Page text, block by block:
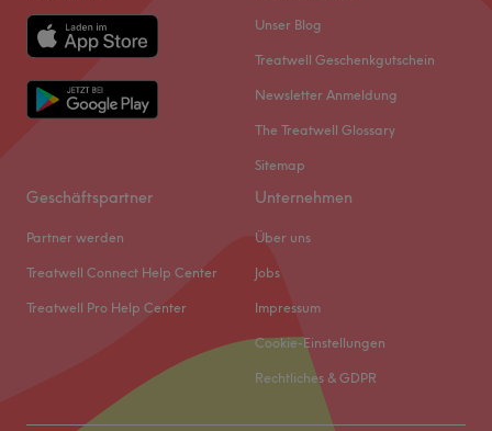
Unser Blog
Treatwell Geschenkgutschein
Newsletter Anmeldung
The Treatwell Glossary
Sitemap
Geschäftspartner
Partner werden
Treatwell Connect Help Center
Treatwell Pro Help Center
Unternehmen
Über uns
Jobs
Impressum
Cookie-Einstellungen
Rechtliches & GDPR